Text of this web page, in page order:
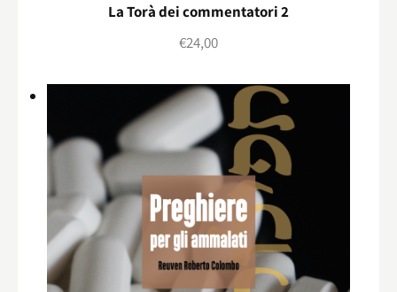
La Torà dei commentatori 2
€24,00